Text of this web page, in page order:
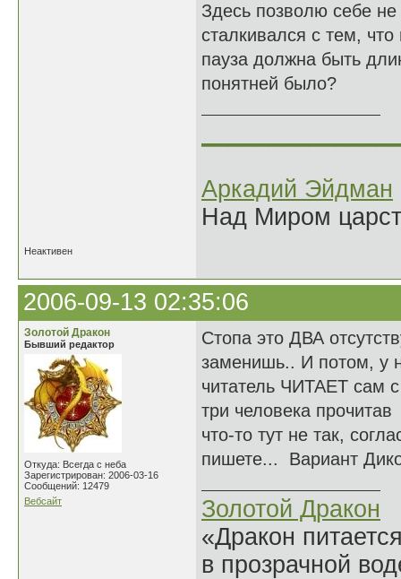
Здесь позволю себе не
сталкивался с тем,
пауза должна быть
понятней было?
Аркадий Эйдман
Над Миром
Неактивен
2006-09-13 02:35:06
Золотой Дракон
Бывший редактор
Откуда: Всегда с неба
Зарегистрирован: 2006-03-16
Сообщений: 12479
Вебсайт
Стопа это ДВА
заменишь.. И потом, у
читатель ЧИТАЕТ сам
три человека
что-то тут не так,
пишете... Вариант
Золотой Дракон
«Дракон
в прозрачной